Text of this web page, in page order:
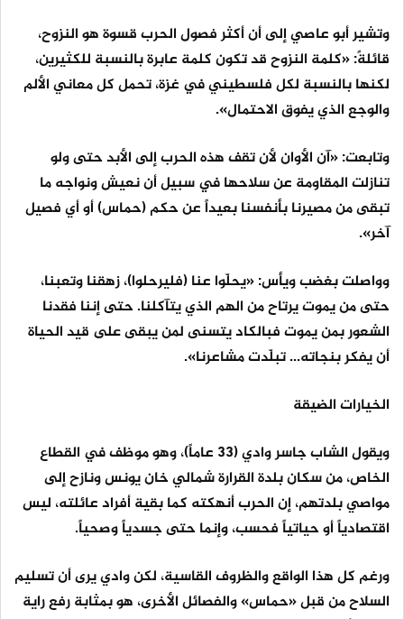
وتشير أبو عاصي إلى أن أكثر فصول الحرب قسوة هو النزوح،
قائلةً: «كلمة النزوح قد تكون كلمة عابرة بالنسبة للكثيرين،
لكنها بالنسبة لكل فلسطيني في غزة، تحمل كل معاني الألم
والوجع الذي يفوق الاحتمال».
وتابعت: «آن الأوان لأن تقف هذه الحرب إلى الأبد حتى ولو
تنازلت المقاومة عن سلاحها في سبيل أن نعيش ونواجه ما
تبقى من مصيرنا بأنفسنا بعيداً عن حكم (حماس) أو أي فصيل
آخر».
وواصلت بغضب ويأس: «يحلّوا عنا (فليرحلوا)، زهقنا وتعبنا،
حتى من يموت يرتاح من الهم الذي يتآكلنا. حتى إننا فقدنا
الشعور بمن يموت فبالكاد يتسنى لمن يبقى على قيد الحياة
أن يفكر بنجاته... تبلّدت مشاعرنا».
الخيارات الضيقة
ويقول الشاب جاسر وادي (33 عاماً)، وهو موظف في القطاع
الخاص، من سكان بلدة القرارة شمالي خان يونس ونازح إلى
مواصي بلدتهم، إن الحرب أنهكته كما بقية أفراد عائلته، ليس
اقتصادياً أو حياتياً فحسب، وإنما حتى جسدياً وصحياً.
ورغم كل هذا الواقع والظروف القاسية، لكن وادي يرى أن تسليم
السلاح من قبل «حماس» والفصائل الأخرى، هو بمثابة رفع راية